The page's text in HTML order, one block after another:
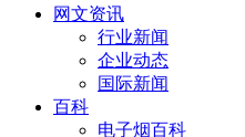
网文资讯
行业新闻
企业动态
国际新闻
百科
电子烟百科